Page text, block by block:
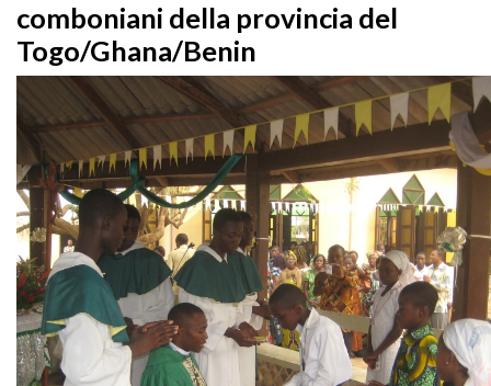
comboniani della provincia del
Togo/Ghana/Benin